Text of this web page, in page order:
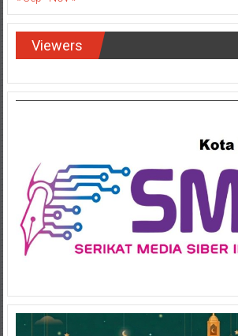
Viewers